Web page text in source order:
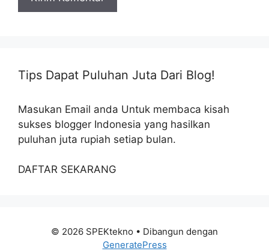
Tips Dapat Puluhan Juta Dari Blog!
Masukan Email anda Untuk membaca kisah
sukses blogger Indonesia yang hasilkan
puluhan juta rupiah setiap bulan.
DAFTAR SEKARANG
© 2026 SPEKtekno • Dibangun dengan
GeneratePress